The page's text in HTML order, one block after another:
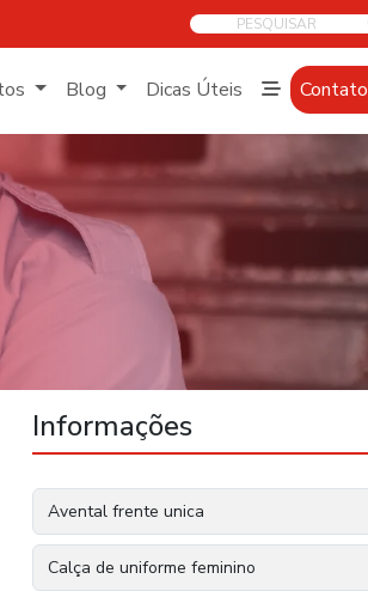
PESQUISAR
Blog Dicas Úteis Contato
Informações
Avental frente unica
Calça de uniforme feminino